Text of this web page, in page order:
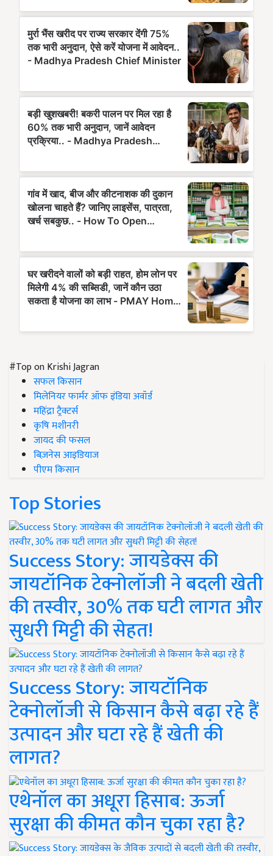
#Top on Krishi Jagran
सफल किसान
मिलेनियर फार्मर ऑफ इंडिया अवॉर्ड
महिंद्रा ट्रैक्टर्स
कृषि मशीनरी
जायद की फसल
बिज़नेस आइडियाज
पीएम किसान
Top Stories
Success Story: जायडेक्स की
जायटॉनिक टेक्नोलॉजी ने बदली खेती
की तस्वीर, 30% तक घटी लागत और
सुधरी मिट्टी की सेहत!
Success Story: जायटॉनिक
टेक्नोलॉजी से किसान कैसे बढ़ा रहे हैं
उत्पादन और घटा रहे हैं खेती की
लागत?
एथेनॉल का अधूरा हिसाब: ऊर्जा
सुरक्षा की कीमत कौन चुका रहा है?